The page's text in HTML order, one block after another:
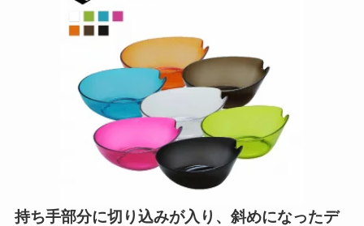
持ち手部分に切り込みが入り、斜めになったデ